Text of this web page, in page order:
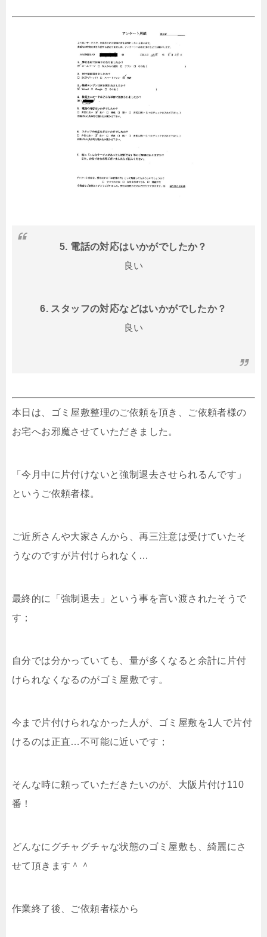
5. 電話の対応はいかがでしたか？
良い
6. スタッフの対応などはいかがでしたか？
良い
本日は、ゴミ屋敷整理のご依頼を頂き、ご依頼者様の
お宅へお邪魔させていただきました。
「今月中に片付けないと強制退去させられるんです」
というご依頼者様。
ご近所さんや大家さんから、再三注意は受けていたそ
うなのですが片付けられなく…
最終的に「強制退去」という事を言い渡されたそうで
す；
自分では分かっていても、量が多くなると余計に片付
けられなくなるのがゴミ屋敷です。
今まで片付けられなかった人が、ゴミ屋敷を1人で片付
けるのは正直…不可能に近いです；
そんな時に頼っていただきたいのが、大阪片付け110
番！
どんなにグチャグチャな状態のゴミ屋敷も、綺麗にさ
せて頂きます＾＾
作業終了後、ご依頼者様から